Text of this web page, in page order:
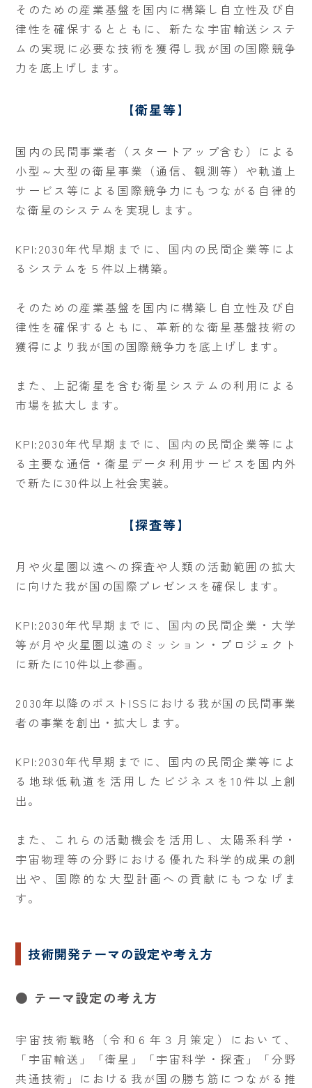
そのための産業基盤を国内に構築し自立性及び自
律性を確保するとともに、新たな宇宙輸送システ
ムの実現に必要な技術を獲得し我が国の国際競争
力を底上げします。
【衛星等】
国内の民間事業者（スタートアップ含む）による
小型～大型の衛星事業（通信、観測等）や軌道上
サービス等による国際競争力にもつながる自律的
な衛星のシステムを実現します。
KPI:2030年代早期までに、国内の民間企業等によ
るシステムを５件以上構築。
そのための産業基盤を国内に構築し自立性及び自
律性を確保するともに、革新的な衛星基盤技術の
獲得により我が国の国際競争力を底上げします。
また、上記衛星を含む衛星システムの利用による
市場を拡大します。
KPI:2030年代早期までに、国内の民間企業等によ
る主要な通信・衛星データ利用サービスを国内外
で新たに30件以上社会実装。
【探査等】
月や火星圏以遠への探査や人類の活動範囲の拡大
に向けた我が国の国際プレゼンスを確保します。
KPI:2030年代早期までに、国内の民間企業・大学
等が月や火星圏以遠のミッション・プロジェクト
に新たに10件以上参画。
2030年以降のポストISSにおける我が国の民間事業
者の事業を創出・拡大します。
KPI:2030年代早期までに、国内の民間企業等によ
る地球低軌道を活用したビジネスを10件以上創
出。
また、これらの活動機会を活用し、太陽系科学・
宇宙物理等の分野における優れた科学的成果の創
出や、国際的な大型計画への貢献にもつなげま
す。
技術開発テーマの設定や考え方
● テーマ設定の考え方
宇宙技術戦略（令和６年３月策定）において、
「宇宙輸送」「衛星」「宇宙科学・探査」「分野
共通技術」における我が国の勝ち筋につながる推